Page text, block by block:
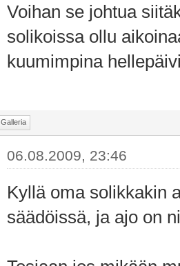
Voihan se johtua
solikoissa ollu
kuumimpina
Galleria
06.08.2009, 23:46
Kyllä oma solikkakin
säädöissä, ja ajo on